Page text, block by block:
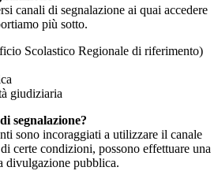
canali di segnalazione ai quai accedere
più sotto.
Scolastico Regionale di riferimento)
giudiziaria
segnalazione?
sono incoraggiati a utilizzare il canale
certe condizioni, possono effettuare una
divulgazione pubblica.